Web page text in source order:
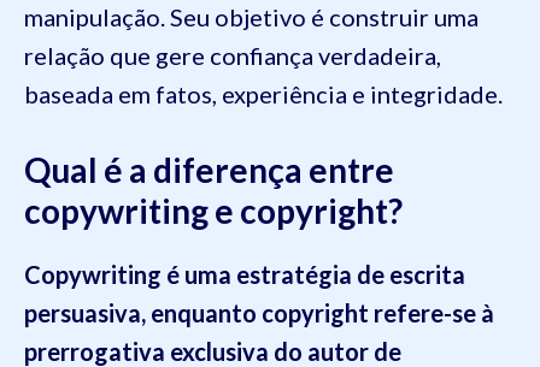
manipulação. Seu objetivo é construir uma
relação que gere confiança verdadeira,
baseada em fatos, experiência e integridade.
Qual é a diferença entre
copywriting e copyright?
Copywriting é uma estratégia de escrita
persuasiva, enquanto copyright refere-se à
prerrogativa exclusiva do autor de